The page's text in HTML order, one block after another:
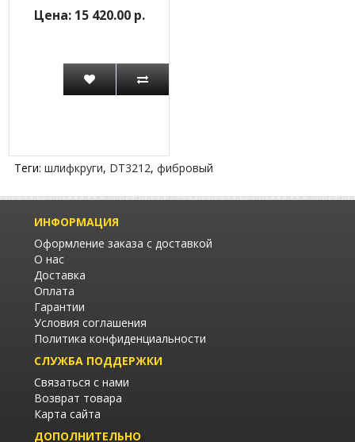
15 420.00 р.
Теги: шлифкруги, DT3212, фибровый
ИНФОРМАЦИЯ
Оформление заказа с доставкой
О нас
Доставка
Оплата
Гарантии
Условия соглашения
Политика конфиденциальности
СЛУЖБА ПОДДЕРЖКИ
Связаться с нами
Возврат товара
Карта сайта
ДОПОЛНИТЕЛЬНО